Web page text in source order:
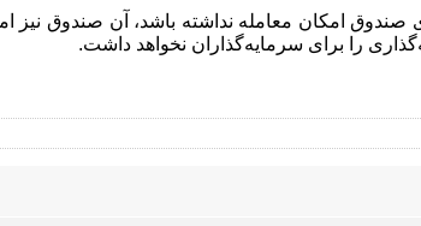
را برای سرمایه‌گذاران نخواهد داشت.